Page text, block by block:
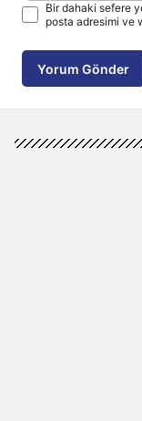
Bir dahaki sefere
posta adresimi ve
Yorum Gönder